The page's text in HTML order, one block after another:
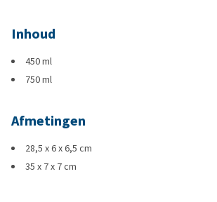
Inhoud
450 ml
750 ml
Afmetingen
28,5 x 6 x 6,5 cm
35 x 7 x 7 cm